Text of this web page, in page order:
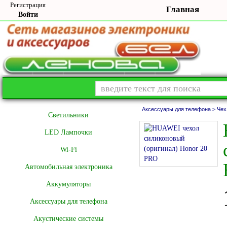
Регистрация
Войти
Главная
Cветильники
LED Лампочки
Wi-Fi
Автомобильная электроника
Аккумуляторы
Аксессуары для телефона
Акустические системы
Аксессуары для телефона >